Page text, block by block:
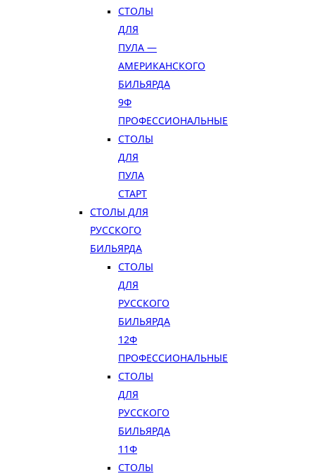
СТОЛЫ
ДЛЯ
ПУЛА —
АМЕРИКАНСКОГО
БИЛЬЯРДА
9Ф
ПРОФЕССИОНАЛЬНЫЕ
СТОЛЫ
ДЛЯ
ПУЛА
СТАРТ
СТОЛЫ ДЛЯ
РУССКОГО
БИЛЬЯРДА
СТОЛЫ
ДЛЯ
РУССКОГО
БИЛЬЯРДА
12Ф
ПРОФЕССИОНАЛЬНЫЕ
СТОЛЫ
ДЛЯ
РУССКОГО
БИЛЬЯРДА
11Ф
СТОЛЫ